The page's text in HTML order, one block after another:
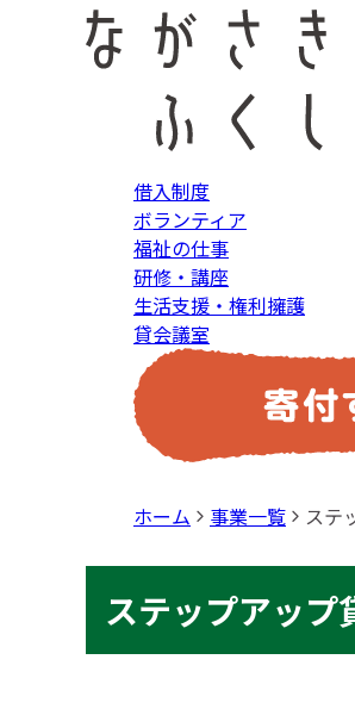
借入制度
ボランティア
福祉の仕事
研修・講座
生活支援・権利擁護
貸会議室
ホーム 事業一覧 ステ
ステップアップ